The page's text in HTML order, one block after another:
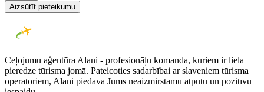
Aizsūtīt pieteikumu
Ceļojumu aģentūra Alani - profesionāļu komanda, kuriem ir liela
pieredze tūrisma jomā. Pateicoties sadarbībai ar slaveniem tūrisma
operatoriem, Alani piedāvā Jums neaizmirstamu atpūtu un pozitīvu